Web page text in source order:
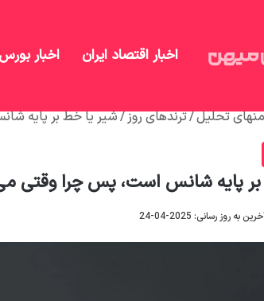
اخبار اقتصاد ایران اخبار بورس
منهای تحلیل/ترندهای روز/شیر یا خط بر پایه
پایه شانس است، پس چرا وقتی
به روز رسانی: 2025-04-24